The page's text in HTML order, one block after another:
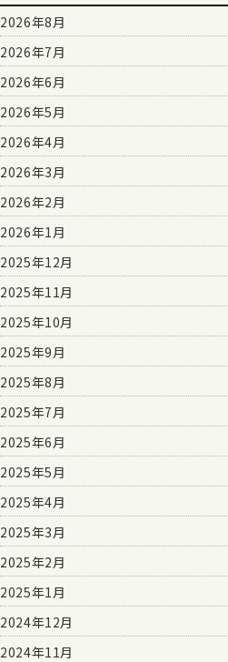
2026年8月
2026年7月
2026年6月
2026年5月
2026年4月
2026年3月
2026年2月
2026年1月
2025年12月
2025年11月
2025年10月
2025年9月
2025年8月
2025年7月
2025年6月
2025年5月
2025年4月
2025年3月
2025年2月
2025年1月
2024年12月
2024年11月